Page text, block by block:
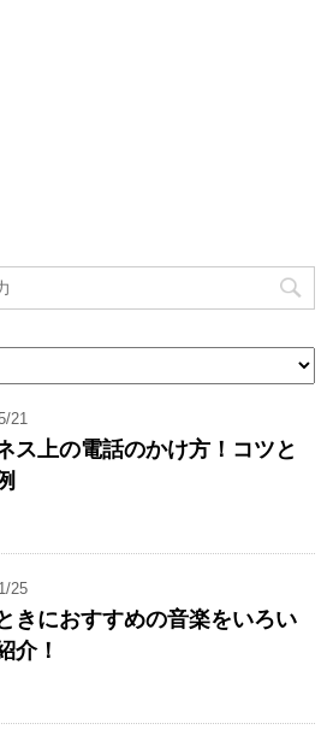
21
ス上の電話のかけ方！コツと
25
きにおすすめの音楽をいろい
介！